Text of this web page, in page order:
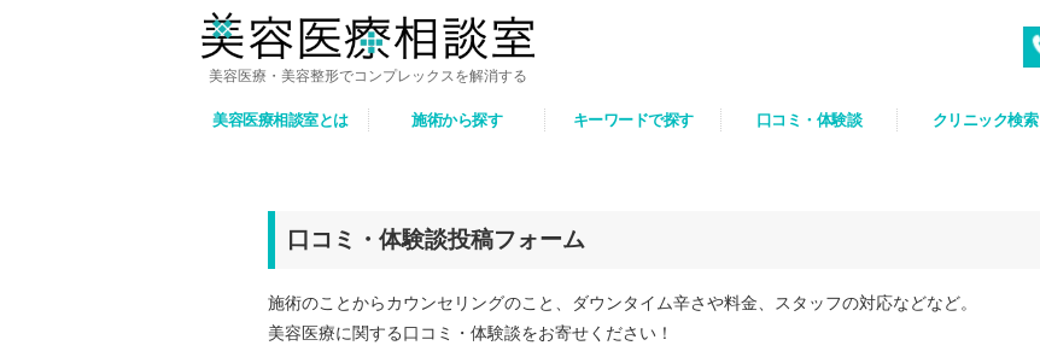
美容医療・美容整形でコンプレックスを解消する
美容医療相談室とは 施術から探す キーワードで探す 口コミ・体験談 クリニック検索
口コミ・体験談投稿フォーム
施術のことからカウンセリングのこと、ダウンタイム辛さや料金、スタッフの対応などなど。
美容医療に関する口コミ・体験談をお寄せください！